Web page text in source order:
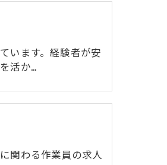
います。経験者が安
活か…
関わる作業員の求人